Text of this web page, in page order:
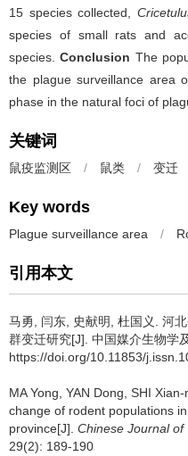
15 species collected,
species of small rats and
species.Conclusion The
the plague surveillance area
phase in the natural foci of
关键词
鼠疫监测区 / 鼠类 / 变迁
Key words
Plague surveillance area /
引用本文
马勇, 闫东, 史献明, 杜国义. 河
群变迁研究[J]. 中国媒介生物学
https://doi.org/10.11853/
MA Yong, YAN Dong, SHI
change of rodent populations
province[J]. Chinese Journal of
29(2): 189-190